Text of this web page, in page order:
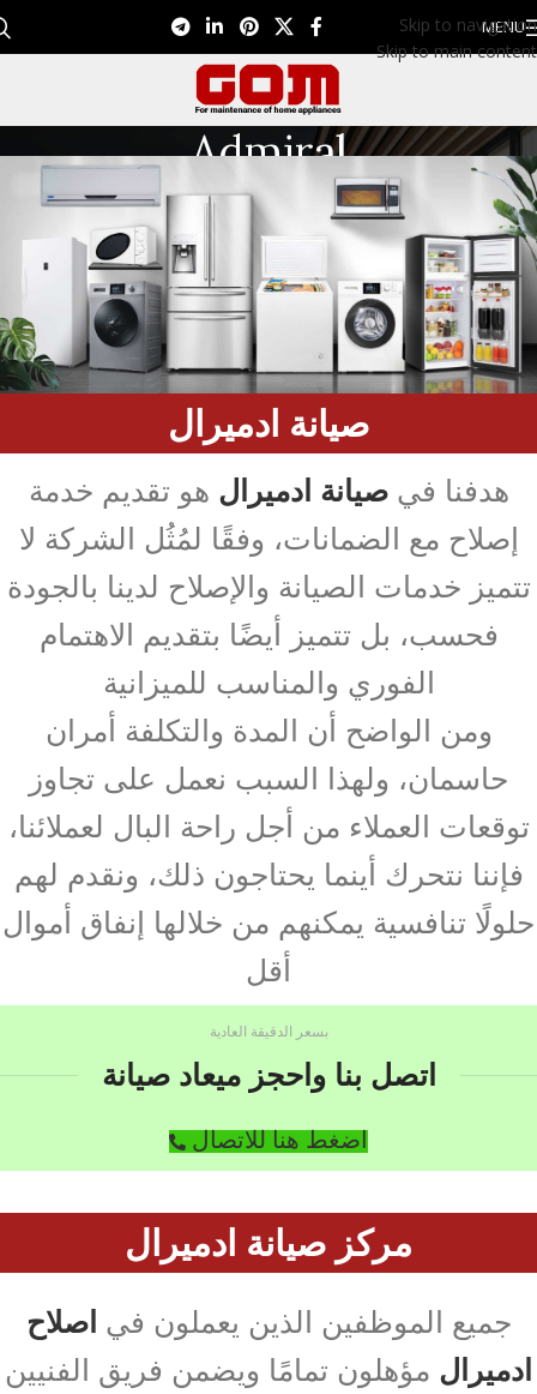
Skip to navigation
Skip to main content
MENU
Admiral
Admiral
صيانة ادميرال
هدفنا فيصيانة ادميرال هو تقديم خدمة
إصلاح مع الضمانات، وفقًا لمُثُل الشركة لا
تتميز خدمات الصيانة والإصلاح لدينا بالجودة
فحسب، بل تتميز أيضًا بتقديم الاهتمام
الفوري والمناسب للميزانية
ومن الواضح أن المدة والتكلفة أمران
حاسمان، ولهذا السبب نعمل على تجاوز
توقعات العملاء من أجل راحة البال لعملائنا،
فإننا نتحرك أينما يحتاجون ذلك، ونقدم لهم
حلولًا تنافسية يمكنهم من خلالها إنفاق أموال
أقل
بسعر الدقيقة العادية
اتصل بنا واحجز ميعاد صيانة
اضغط هنا للاتصال
مركز صيانة ادميرال
جميع الموظفين الذين يعملون في اصلاح
ادميرال مؤهلون تمامًا ويضمن فريق الفنيين